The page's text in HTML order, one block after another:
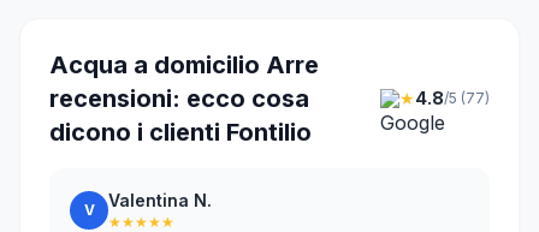
Acqua a domicilio Arre
recensioni: ecco cosa
dicono i clienti Fontilio
★4.8/5 (77)
V Valentina N.
★★★★★